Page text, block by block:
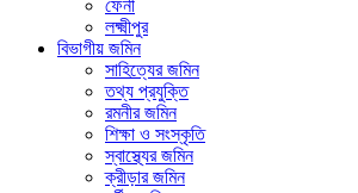
ফেনী
লক্ষ্মীপুর
বিভাগীয় জমিন
সাহিত্যের জমিন
তথ্য প্রযুক্তি
রমনীর জমিন
শিক্ষা ও সংস্কৃতি
স্বাস্থ্যের জমিন
ক্রীড়ার জমিন